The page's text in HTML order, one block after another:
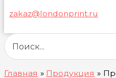
zakaz@londonprint.ru
Главная Продукция